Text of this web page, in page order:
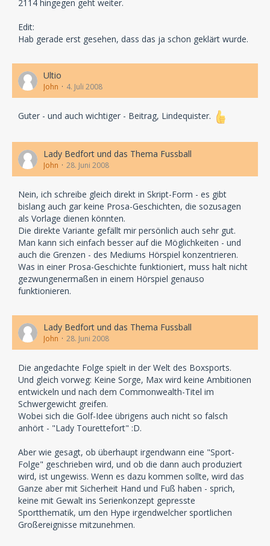
2114 hingegen geht weiter.
Edit:
Hab gerade erst gesehen, dass das ja schon geklärt wurde.
Ultio
John 4. Juli 2008
Guter - und auch wichtiger - Beitrag, Lindequister.
Lady Bedfort und das Thema Fussball
John 28. Juni 2008
Nein, ich schreibe gleich direkt in Skript-Form - es gibt
bislang auch gar keine Prosa-Geschichten, die sozusagen
als Vorlage dienen könnten.
Die direkte Variante gefällt mir persönlich auch sehr gut.
Man kann sich einfach besser auf die Möglichkeiten - und
auch die Grenzen - des Mediums Hörspiel konzentrieren.
Was in einer Prosa-Geschichte funktioniert, muss halt nicht
gezwungenermaßen in einem Hörspiel genauso
funktionieren.
Lady Bedfort und das Thema Fussball
John 28. Juni 2008
Die angedachte Folge spielt in der Welt des Boxsports.
Und gleich vorweg: Keine Sorge, Max wird keine Ambitionen
entwickeln und nach dem Commonwealth-Titel im
Schwergewicht greifen.
Wobei sich die Golf-Idee übrigens auch nicht so falsch
anhört - "Lady Tourettefort" :D.
Aber wie gesagt, ob überhaupt irgendwann eine "Sport-
Folge" geschrieben wird, und ob die dann auch produziert
wird, ist ungewiss. Wenn es dazu kommen sollte, wird das
Ganze aber mit Sicherheit Hand und Fuß haben - sprich,
keine mit Gewalt ins Serienkonzept gepresste
Sportthematik, um den Hype irgendwelcher sportlichen
Großereignisse mitzunehmen.